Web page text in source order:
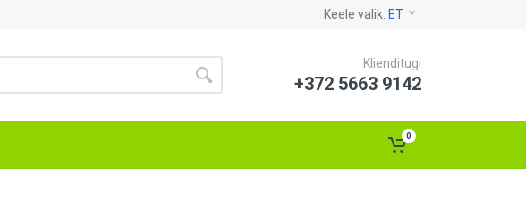
Keele valik: ET
Klienditugi
+372 5663 9142
0